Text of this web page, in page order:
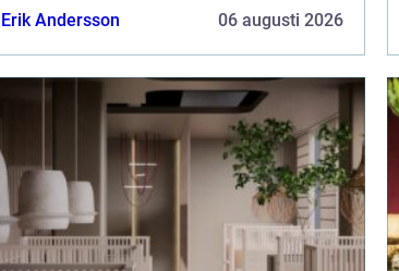
leveranser mellan länderna. Att skicka paket
Erik Andersson 06 augusti 2026